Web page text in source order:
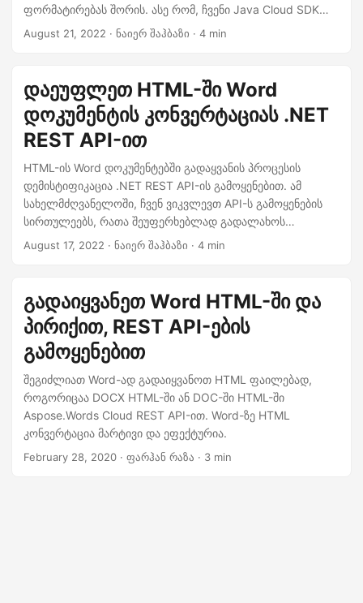
ფორმატირებას შორის. ასე რომ, ჩვენი Java Cloud SDK
ამარტივებს ამ პროცესს, რაც საშუალებას აძლევს
დოკუმენტაციას, ანგარიშებს და სხვა ბიზნეს კომუნიკაციას.
August 21, 2022 · ნაიერ შაჰბაზი · 4 min
დაეუფლეთ HTML-ში Word
დოკუმენტის კონვერტაციას .NET
REST API-ით
HTML-ის Word დოკუმენტებში გადაყვანის პროცესის
დემისტიფიკაცია .NET REST API-ის გამოყენებით. ამ
სახელმძღვანელოში, ჩვენ ვიკვლევთ API-ს გამოყენების
სირთულეებს, რათა შეუფერხებლად გადალახოს
უფსკრული ვებზე დაფუძნებულ შინაარსსა და
August 17, 2022 · ნაიერ შაჰბაზი · 4 min
გადაიყვანეთ Word HTML-ში და
პირიქით, REST API-ების
გამოყენებით
შეგიძლიათ Word-ად გადაიყვანოთ HTML ფაილებად,
როგორიცაა DOCX HTML-ში ან DOC-ში HTML-ში
Aspose.Words Cloud REST API-ით. Word-ზე HTML
კონვერტაცია მარტივი და ეფექტურია.
February 28, 2020 · ფარჰან რაზა · 3 min